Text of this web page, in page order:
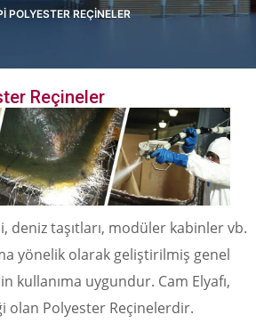
POLYESTER REÇINELER
Reçineler
deniz taşıtları, modüler kabinler vb.
yönelik olarak geliştirilmiş genel
kullanıma uygundur. Cam Elyafı,
olan Polyester Reçinelerdir.